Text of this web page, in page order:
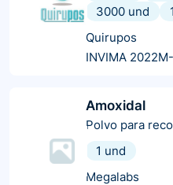
3000 und
Quirupos
INVIMA
Amoxidal
Polvo para
1 und
Megalabs